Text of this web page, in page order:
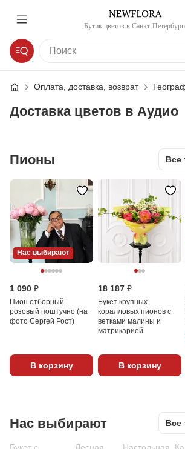
Бутик цветов в Санкт-
Оплата, доставка, возврат
Доставка цветов в Аудио
Пионы Все
Нас выбирают
1 090 ₽
Пион отборный
розовый поштучно (на
фото Сергей Рост)
В корзину
18 187 ₽
Букет крупных
коралловых пионов с
ветками малины и
матрикарией
В корзину
Нас выбирают Все